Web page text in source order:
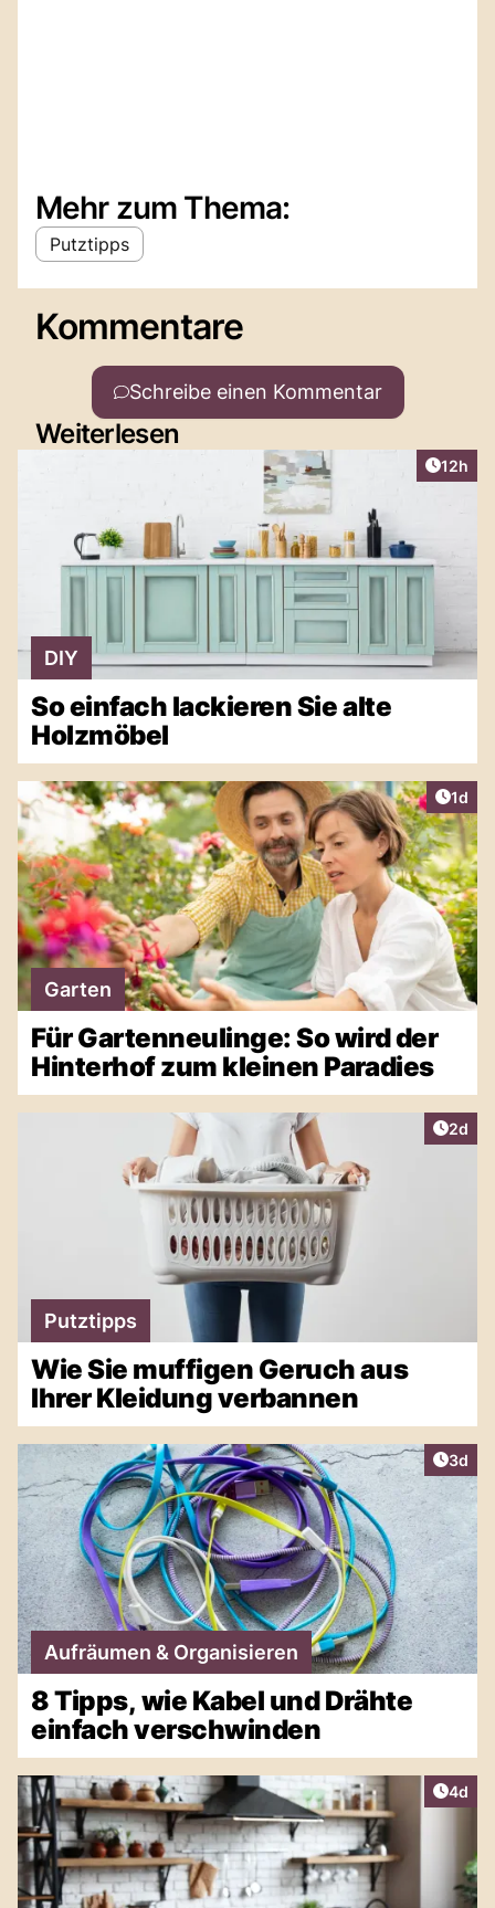
Mehr zum Thema:
Putztipps
Kommentare
Schreibe einen Kommentar
Weiterlesen
Artikel
12h
DIY
So einfach lackieren Sie alte
Holzmöbel
1d
Garten
Für Gartenneulinge: So wird der
Hinterhof zum kleinen Paradies
2d
Putztipps
Wie Sie muffigen Geruch aus
Ihrer Kleidung verbannen
3d
Aufräumen & Organisieren
8 Tipps, wie Kabel und Drähte
einfach verschwinden
4d